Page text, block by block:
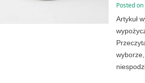
Posted on
Artykuł